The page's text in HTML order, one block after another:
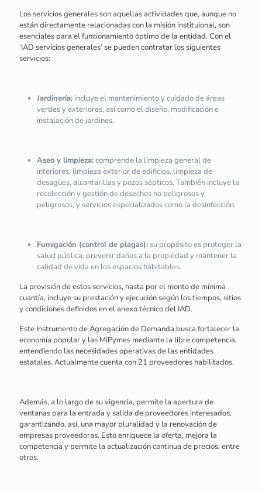
Los servicios generales son aquellas actividades que, aunque no
están directamente relacionadas con la misión instituional, son
esenciales para el funcionamiento óptimo de la entidad. Con el
‘IAD servicios generales’ se pueden contratar los siguientes
servicios:
Jardinería: incluye el mantenimiento y cuidado de áreas
verdes y exteriores, así como el diseño, modificación e
instalación de jardines.
Aseo y limpieza:comprende la limpieza general de
interiores, limpieza exterior de edificios, limpieza de
desagües, alcantarillas y pozos sépticos. También incluye la
recolección y gestión de desechos no peligrosos y
peligrosos, y servicios especializados como la desinfección.
Fumigación (control de plagas): su propósito es proteger la
salud pública, prevenir daños a la propiedad y mantener la
calidad de vida en los espacios habitables.
La provisión de estos servicios, hasta por el monto de mínima
cuantía, incluye su prestación y ejecución según los tiempos, sitios
y condiciones definidos en el anexo técnico del IAD.
Este Instrumento de Agregación de Demanda busca fortalecer la
economía popular y las MiPymes mediante la libre competencia,
entendiendo las necesidades operativas de las entidades
estatales. Actualmente cuenta con 21 proveedores habilitados.
Además, a lo largo de su vigencia, permite la apertura de
ventanas para la entrada y salida de proveedores interesados,
garantizando, así, una mayor pluralidad y la renovación de
empresas proveedoras. Esto enriquece la oferta, mejora la
competencia y permite la actualización continua de precios, entre
otros.